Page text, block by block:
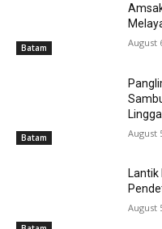
Batam August
Batam
Lingga
August
Lantik
August